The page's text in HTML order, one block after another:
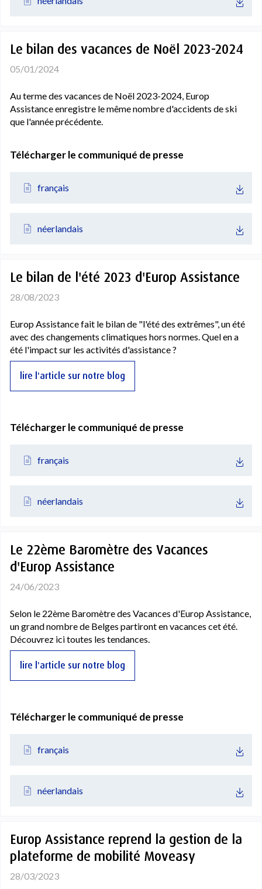
Le bilan des vacances de Noël 2023-2024
05/01/2024
Au terme des vacances de Noël 2023-2024, Europ
Assistance enregistre le même nombre d'accidents de ski
que l'année précédente.
Télécharger le communiqué de presse
français
néerlandais
Le bilan de l'été 2023 d'Europ Assistance
28/08/2023
Europ Assistance fait le bilan de "l'été des extrêmes", un été
avec des changements climatiques hors normes. Quel en a
été l'impact sur les activités d'assistance ?
lire l'article sur notre blog
Télécharger le communiqué de presse
français
néerlandais
Le 22ème Baromètre des Vacances
d'Europ Assistance
24/06/2023
Selon le 22ème Baromètre des Vacances d'Europ Assistance,
un grand nombre de Belges partiront en vacances cet été.
Découvrez ici toutes les tendances.
lire l'article sur notre blog
Télécharger le communiqué de presse
français
néerlandais
Europ Assistance reprend la gestion de la
plateforme de mobilité Moveasy
28/03/2023